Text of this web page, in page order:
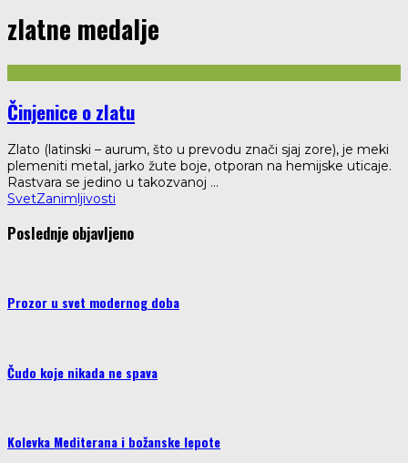
zlatne medalje
Činjenice o zlatu
Zlato (latinski – aurum, što u prevodu znači sjaj zore), je meki
plemeniti metal, jarko žute boje, otporan na hemijske uticaje.
Rastvara se jedino u takozvanoj ...
SvetZanimljivosti
Poslednje objavljeno
Prozor u svet modernog doba
Čudo koje nikada ne spava
Kolevka Mediterana i božanske lepote